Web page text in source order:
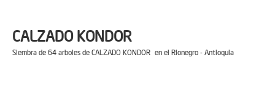
CALZADO KONDOR
Siembra de 64 arboles de CALZADO KONDOR en el Rionegro - Antioquia